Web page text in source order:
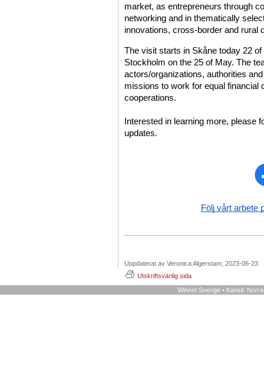
market, as entrepreneurs through
networking and in thematically
innovations, cross-border and rural
The visit starts in Skåne today 22
Stockholm on the 25 of May. The
actors/organizations, authorities
missions to work for equal financial
cooperations.
Interested in learning more, please
updates.
Följ vårt arbete
Uppdaterat av Veronica Algerstam, 2023-06-23
Utskriftsvänlig sida
Winnet Sverige • Kansli: